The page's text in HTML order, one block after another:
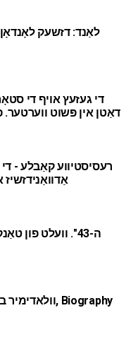
די געזעץ אויף די
דאַטן אין פּשוט
רעסיסטיווע קאַבלע -
אַדוואַנידזשיז
וולאדימיר באַראַנאָוו: ראָלע, קינאָ, Biography